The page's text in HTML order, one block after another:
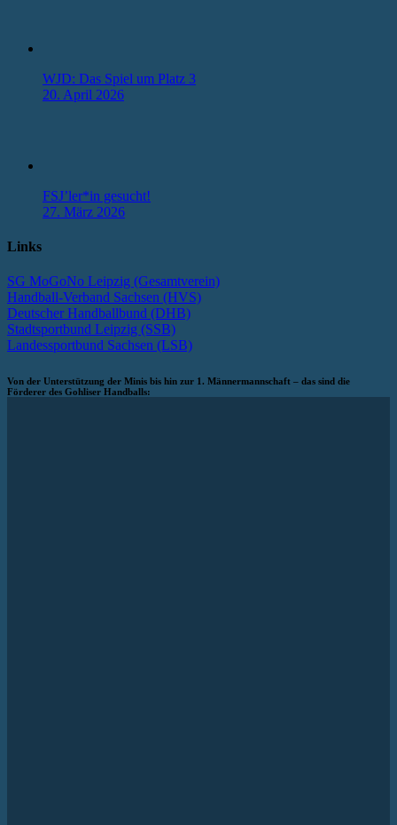
WJD: Das Spiel um Platz 3
20. April 2026
FSJ’ler*in gesucht!
27. März 2026
Links
SG MoGoNo Leipzig (Gesamtverein)
Handball-Verband Sachsen (HVS)
Deutscher Handballbund (DHB)
Stadtsportbund Leipzig (SSB)
Landessportbund Sachsen (LSB)
Von der Unterstützung der Minis bis hin zur 1. Männermannschaft – das sind die
Förderer des Gohliser Handballs: